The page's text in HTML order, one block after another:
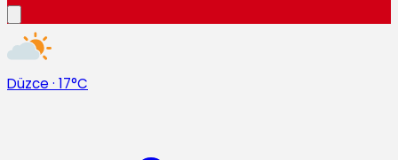
Düzce · 17°C